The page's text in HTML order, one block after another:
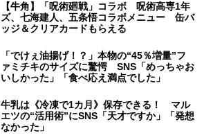
【牛角】「呪術廻戦」コラボ 呪術高専1年
ズ、七海建人、五条悟コラボメニュー 缶バ
ッジ＆クリアカードもらえる
「でけぇ油揚げ！？」本物の“45％増量”フ
ァミチキのサイズに驚愕 SNS「めっちゃお
いしかった」「食べ応え満点でした」
牛乳は《冷凍で1カ月》保存できる！ マル
エツの“活用術”にSNS「天才ですか」「発想
なかった」